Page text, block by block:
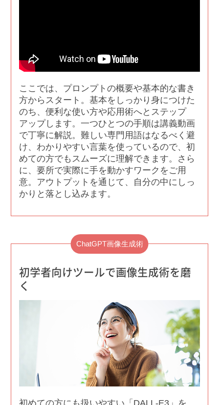
ここでは、プロンプトの概要や基本的な書き
方からスタート。基本をしっかり身につけた
のち、便利な使い方や応用術へとステップ
アップします。一つひとつの手順は講義動画
で丁寧に解説。難しい専門用語はなるべく避
け、わかりやすい言葉を使っているので、初
めての方でもスムーズに理解できます。さら
に、要所で実際に手を動かすワークをご用
意。アウトプットを通じて、自分の中にしっ
かりと落とし込みます。
ChatGPT画像生成術
初学者向けツールで画像生成術を磨
く
初めての方にも扱いやすい「DALL-E3」を